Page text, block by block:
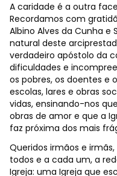
A caridade é a outra
Recordamos com
Albino Alves da Cunha e
natural deste
verdadeiro apóstolo da
dificuldades e
os pobres, os doentes e
escolas, lares e obras
vidas, ensinando-nos
obras de amor e que a
faz próxima dos mais
Queridos irmãos e
todos e a cada um, a
Igreja: uma Igreja que